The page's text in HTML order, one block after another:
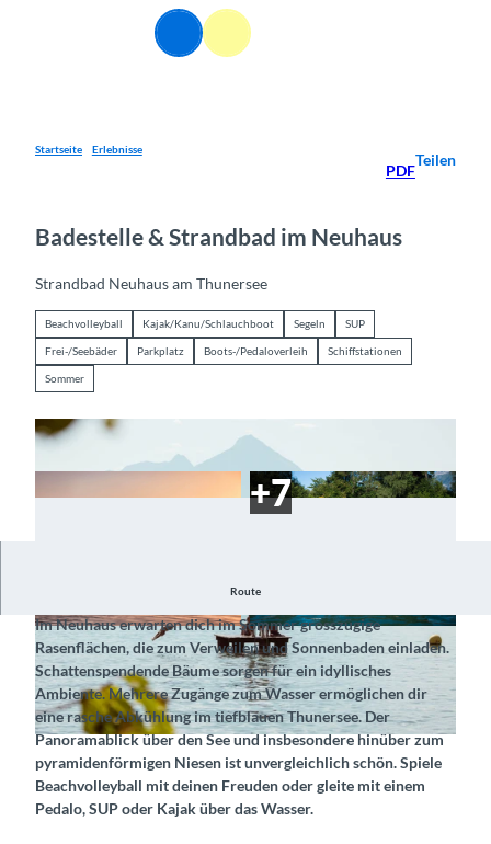
Suche Menü
Startseite Erlebnisse
PDF
Teilen
Badestelle & Strandbad im Neuhaus
Strandbad Neuhaus am Thunersee
Beachvolleyball Kajak/Kanu/Schlauchboot Segeln SUP
Frei-/Seebäder Parkplatz Boots-/Pedaloverleih Schiffstationen
Sommer
© Interlaken Tourismus |CC-BY-SA
CC-BY-SA
© visualimpact.ch | Thomas Ulrich, Interlaken T
ourismus |CC-BY-SA
Route
Sommer, Sonne und Erfrischung mit Ausblick
Im Neuhaus erwarten dich im Sommer grosszügige
Rasenflächen, die zum Verweilen und Sonnenbaden einladen.
Schattenspendende Bäume sorgen für ein idyllisches
Ambiente. Mehrere Zugänge zum Wasser ermöglichen dir
eine rasche Abkühlung im tiefblauen Thunersee. Der
Panoramablick über den See und insbesondere hinüber zum
pyramidenförmigen Niesen ist unvergleichlich schön. Spiele
Beachvolleyball mit deinen Freuden oder gleite mit einem
Pedalo, SUP oder Kajak über das Wasser.